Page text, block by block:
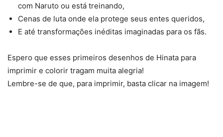
com Naruto ou está treinando,
Cenas de luta onde ela protege seus entes queridos,
E até transformações inéditas imaginadas para os fãs.
Espero que esses primeiros desenhos de Hinata para
imprimir e colorir tragam muita alegria!
Lembre-se de que, para imprimir, basta clicar na imagem!